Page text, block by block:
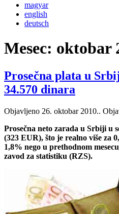
magyar
english
deutsch
Mesec: oktobar
Prosečna plata u
34.570 dinara
Objavljeno 26. oktobar 2010..
Prosečna neto zarada u Srbiji u
(323 EUR), što je realno više za
1,8% nego u prethodnom
zavod za statistiku (RZS).